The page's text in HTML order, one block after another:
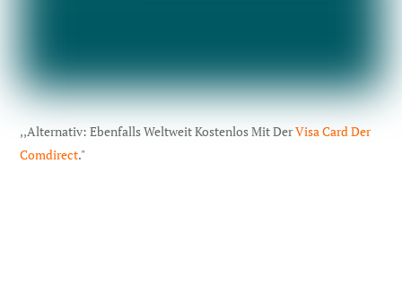
,,Alternativ: Ebenfalls Weltweit Kostenlos Mit DerVisa Card Der
Comdirect."